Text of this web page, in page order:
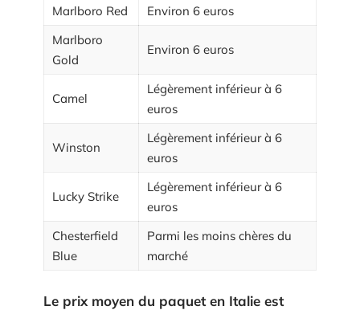
Marlboro Red
Environ 6 euros
Marlboro
Gold
Environ 6 euros
Camel
Légèrement inférieur à 6
euros
Winston
Légèrement inférieur à 6
euros
Lucky Strike
Légèrement inférieur à 6
euros
Chesterfield
Blue
Parmi les moins chères du
marché
Le prix moyen du paquet en Italie est